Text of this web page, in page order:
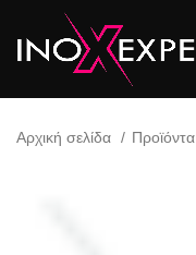
Αρχική σελίδα Προϊόντα